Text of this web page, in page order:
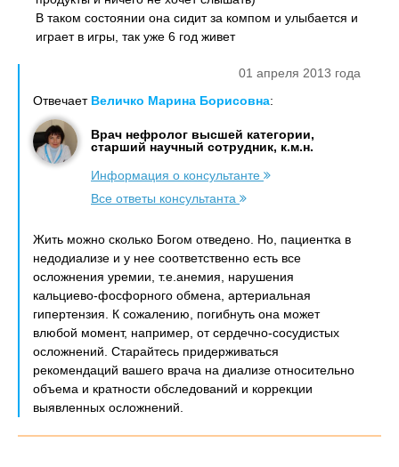
В таком состоянии она сидит за компом и улыбается и
играет в игры, так уже 6 год живет
01 апреля 2013 года
Отвечает Величко Марина Борисовна:
Врач нефролог высшей категории,
старший научный сотрудник, к.м.н.
Информация о консультанте
Все ответы консультанта
Жить можно сколько Богом отведено. Но, пациентка в
недодиализе и у нее соответственно есть все
осложнения уремии, т.е.анемия, нарушения
кальциево-фосфорного обмена, артериальная
гипертензия. К сожалению, погибнуть она может
влюбой момент, например, от сердечно-сосудистых
осложнений. Старайтесь придерживаться
рекомендаций вашего врача на диализе относительно
объема и кратности обследований и коррекции
выявленных осложнений.